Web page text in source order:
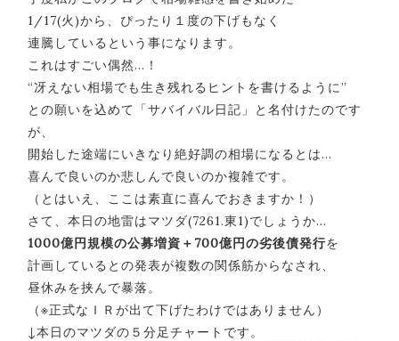
1/17(火)から、ぴったり１度の下げもなく
連騰しているという事になります。
これはすごい偶然…！
“冴えない相場でも生き残れるヒントを書けるように”
との願いを込めて「サバイバル日記」と名付けたのです
が、
開始した途端にいきなり絶好調の相場になるとは…
喜んで良いのか悲しんで良いのか複雑です。
（とはいえ、ここは素直に喜んでおきますか！）
さて、本日の地雷はマツダ(7261.東1)でしょうか…
1000億円規模の公募増資＋700億円の劣後債発行を
計画しているとの発表が複数の関係筋からなされ、
昼休みを挟んで暴落。
（※正式なＩＲが出て下げたわけではありません）
↓本日のマツダの５分足チャートです。